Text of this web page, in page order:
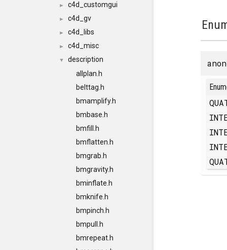
► c4d_customgui
► c4d_gv
► c4d_libs
► c4d_misc
▼
description
allplan.h
belttag.h
bmamplify.h
bmbase.h
bmfill.h
bmflatten.h
bmgrab.h
bmgravity.h
bminflate.h
bmknife.h
bmpinch.h
bmpull.h
bmrepeat.h